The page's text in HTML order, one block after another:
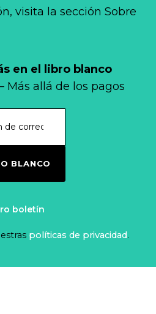
en el libro blanco
Más allá de los pagos
BLANCO
boletín
políticas de privacidad.
visita la sección Sobre